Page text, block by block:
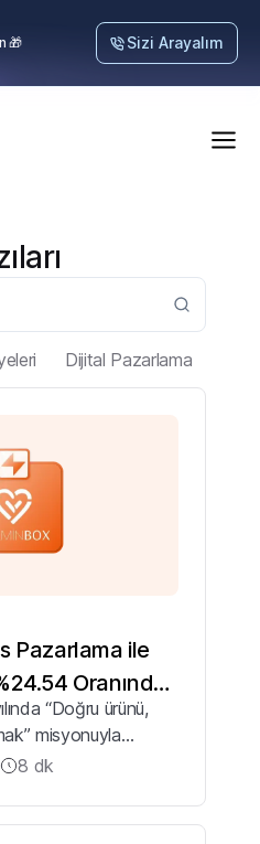
🎁 Sizi Arayalım
Dijital Pazarlama
Pazarlama ile
Oranında
“Doğru ürünü,
misyonuyla
İçin!” sloganıyla
8 dk